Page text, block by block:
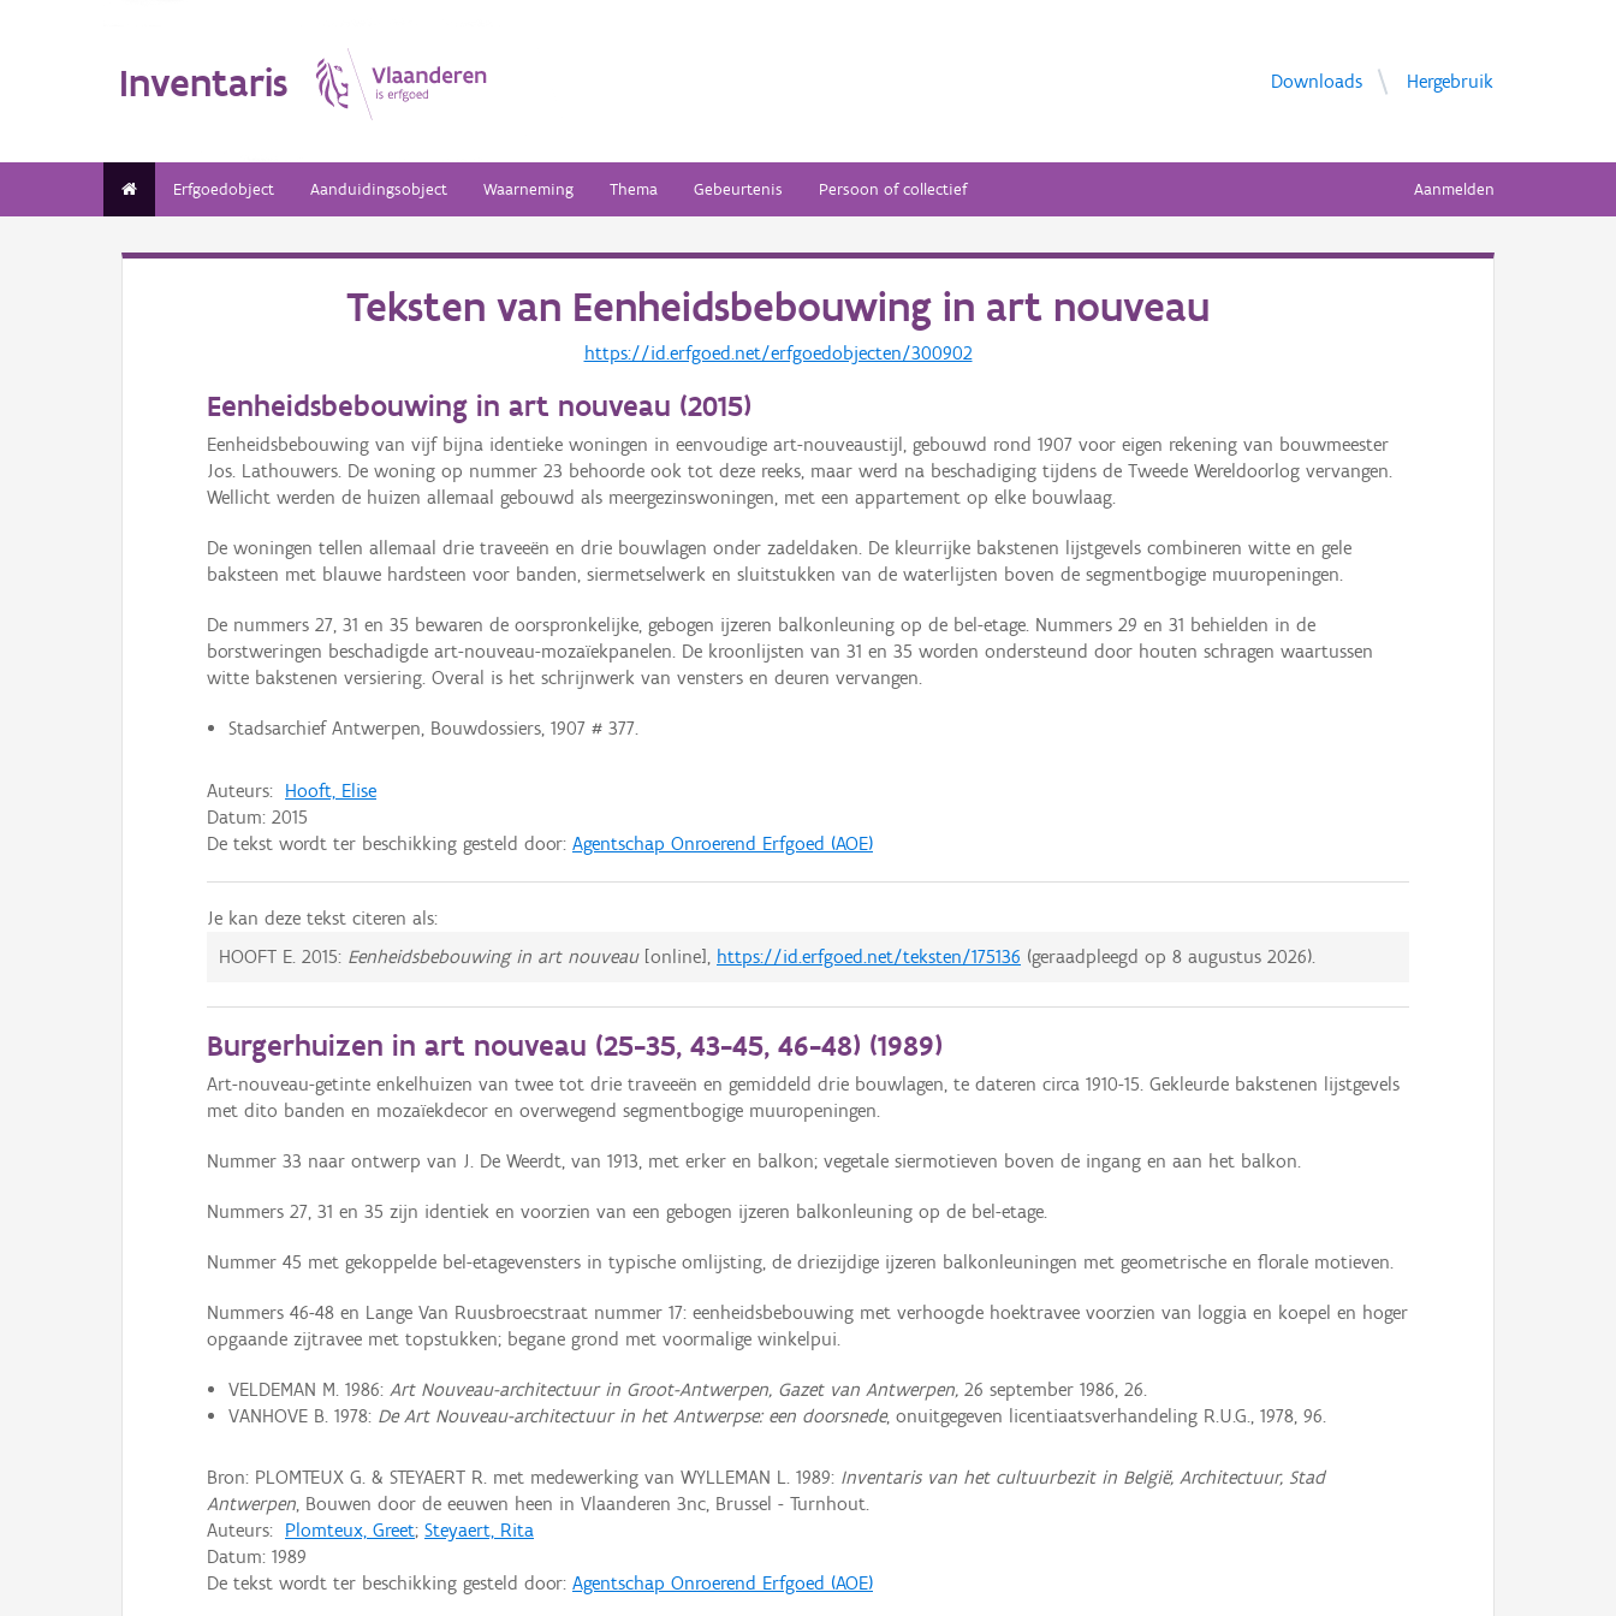
Inventaris Downloads Hergebruik
Erfgoedobject Aanduidingsobject Waarneming Thema Gebeurtenis Persoon of collectief Aanmelden
Teksten van Eenheidsbebouwing in art nouveau
https://id.erfgoed.net/erfgoedobjecten/300902
Eenheidsbebouwing in art nouveau (2015)
Eenheidsbebouwing van vijf bijna identieke woningen in eenvoudige art-nouveaustijl, gebouwd rond 1907 voor eigen rekening van bouwmeester
Jos. Lathouwers. De woning op nummer 23 behoorde ook tot deze reeks, maar werd na beschadiging tijdens de Tweede Wereldoorlog vervangen.
Wellicht werden de huizen allemaal gebouwd als meergezinswoningen, met een appartement op elke bouwlaag.
De woningen tellen allemaal drie traveeën en drie bouwlagen onder zadeldaken. De kleurrijke bakstenen lijstgevels combineren witte en gele
baksteen met blauwe hardsteen voor banden, siermetselwerk en sluitstukken van de waterlijsten boven de segmentbogige muuropeningen.
De nummers 27, 31 en 35 bewaren de oorspronkelijke, gebogen ijzeren balkonleuning op de bel-etage. Nummers 29 en 31 behielden in de
borstweringen beschadigde art-nouveau-mozaïekpanelen. De kroonlijsten van 31 en 35 worden ondersteund door houten schragen waartussen
witte bakstenen versiering. Overal is het schrijnwerk van vensters en deuren vervangen.
Stadsarchief Antwerpen, Bouwdossiers, 1907 # 377.
Auteurs: Hooft, Elise
Datum: 2015
De tekst wordt ter beschikking gesteld door: Agentschap Onroerend Erfgoed (AOE)
Je kan deze tekst citeren als:
HOOFT E. 2015: Eenheidsbebouwing in art nouveau[online], https://id.erfgoed.net/teksten/175136 (geraadpleegd op 8 augustus 2026).
Burgerhuizen in art nouveau (25-35, 43-45, 46-48) (1989)
Art-nouveau-getinte enkelhuizen van twee tot drie traveeën en gemiddeld drie bouwlagen, te dateren circa 1910-15. Gekleurde bakstenen lijstgevels
met dito banden en mozaïekdecor en overwegend segmentbogige muuropeningen.
Nummer 33 naar ontwerp van J. De Weerdt, van 1913, met erker en balkon; vegetale siermotieven boven de ingang en aan het balkon.
Nummers 27, 31 en 35 zijn identiek en voorzien van een gebogen ijzeren balkonleuning op de bel-etage.
Nummer 45 met gekoppelde bel-etagevensters in typische omlijsting, de driezijdige ijzeren balkonleuningen met geometrische en florale motieven.
Nummers 46-48 en Lange Van Ruusbroecstraat nummer 17: eenheidsbebouwing met verhoogde hoektravee voorzien van loggia en koepel en hoger
opgaande zijtravee met topstukken; begane grond met voormalige winkelpui.
VELDEMAN M. 1986: Art Nouveau-architectuur in Groot-Antwerpen, Gazet van Antwerpen,26 september 1986, 26.
VANHOVE B. 1978: De Art Nouveau-architectuur in het Antwerpse: een doorsnede, onuitgegeven licentiaatsverhandeling R.U.G., 1978, 96.
Bron: PLOMTEUX G. & STEYAERT R. met medewerking van WYLLEMAN L. 1989: Inventaris van het cultuurbezit in België, Architectuur, Stad
Antwerpen, Bouwen door de eeuwen heen in Vlaanderen 3nc, Brussel - Turnhout.
Auteurs: Plomteux, Greet; Steyaert, Rita
Datum: 1989
De tekst wordt ter beschikking gesteld door: Agentschap Onroerend Erfgoed (AOE)